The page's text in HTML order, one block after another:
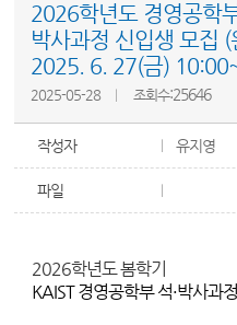
2026학년도 경영공학
박사과정 신입생 모집
2025. 6. 27(금)
2025-05-28 조회수:25646
작성자 유지영
파일
2026학년도 봄학기
KAIST 경영공학부 석·박사과